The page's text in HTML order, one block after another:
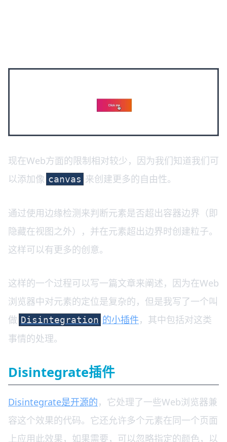
现在Web方面的限制相对较少，因为我们知道我们可
以添加像 canvas 来创建更多的自由性。
通过使用边缘检测来判断元素是否超出容器边界（即
隐藏在视图之外），并在元素超出边界时创建粒子。
这样可以有更多的创意。
这样的一个过程可以写一篇文章来阐述，因为在Web
浏览器中对元素的定位是复杂的，但是我写了一个叫
做 Disintegration 的小插件，其中包括对这类
事情的处理。
Disintegrate插件
Disintegrate是开源的，它处理了一些Web浏览器兼
容这个效果的代码。它还允许多个元素在同一个页面
上应用此效果，如果需要，可以忽略指定的颜色，以